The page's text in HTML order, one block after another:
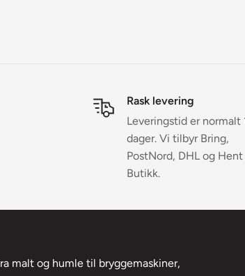
Rask levering
Leveringstid er normalt
dager. Vi tilbyr Bring,
PostNord, DHL og Hent
Butikk.
malt og humle til bryggemaskiner,